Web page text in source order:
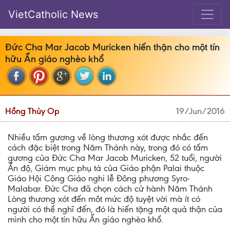
VietCatholic News
Đức Cha Mar Jacob Muricken hiến thận cho một tín
hữu Ấn giáo nghèo khổ
Hồng Thủy Op 19/Jun/2016
Nhiều tấm gương về lòng thương xót được nhắc đến
cách đặc biệt trong Năm Thánh này, trong đó có tấm
gương của Đức Cha Mar Jacob Muricken, 52 tuổi, người
Ấn độ, Giám mục phụ tá của Giáo phận Palai thuộc
Giáo Hội Công Giáo nghi lễ Đông phương Syro-
Malabar. Đức Cha đã chọn cách cử hành Năm Thánh
Lòng thương xót đến môt mức độ tuyệt vời mà ít có
người có thể nghĩ đến, đó là hiến tặng một quả thận của
mình cho một tín hữu Ấn giáo nghèo khổ.